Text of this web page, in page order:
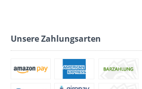
Unsere Zahlungsarten